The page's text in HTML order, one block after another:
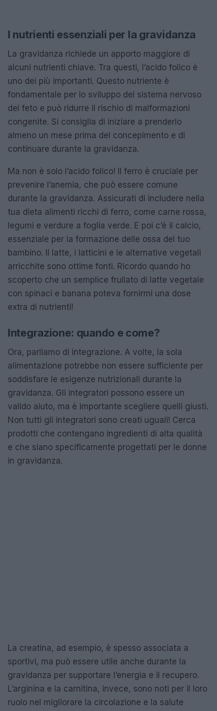
I nutrienti essenziali per la gravidanza
La gravidanza richiede un apporto maggiore di
alcuni nutrienti chiave. Tra questi, l’acido folico è
uno dei più importanti. Questo nutriente è
fondamentale per lo sviluppo del sistema nervoso
del feto e può ridurre il rischio di malformazioni
congenite. Si consiglia di iniziare a prenderlo
almeno un mese prima del concepimento e di
continuare durante la gravidanza.
Ma non è solo l’acido folico! Il ferro è cruciale per
prevenire l’anemia, che può essere comune
durante la gravidanza. Assicurati di includere nella
tua dieta alimenti ricchi di ferro, come carne rossa,
legumi e verdure a foglia verde. E poi c’è il calcio,
essenziale per la formazione delle ossa del tuo
bambino. Il latte, i latticini e le alternative vegetali
arricchite sono ottime fonti. Ricordo quando ho
scoperto che un semplice frullato di latte vegetale
con spinaci e banana poteva fornirmi una dose
extra di nutrienti!
Integrazione: quando e come?
Ora, parliamo di integrazione. A volte, la sola
alimentazione potrebbe non essere sufficiente per
soddisfare le esigenze nutrizionali durante la
gravidanza. Gli integratori possono essere un
valido aiuto, ma è importante scegliere quelli giusti.
Non tutti gli integratori sono creati uguali! Cerca
prodotti che contengano ingredienti di alta qualità
e che siano specificamente progettati per le donne
in gravidanza.
La creatina, ad esempio, è spesso associata a
sportivi, ma può essere utile anche durante la
gravidanza per supportare l’energia e il recupero.
L’arginina e la carnitina, invece, sono noti per il loro
ruolo nel migliorare la circolazione e la salute